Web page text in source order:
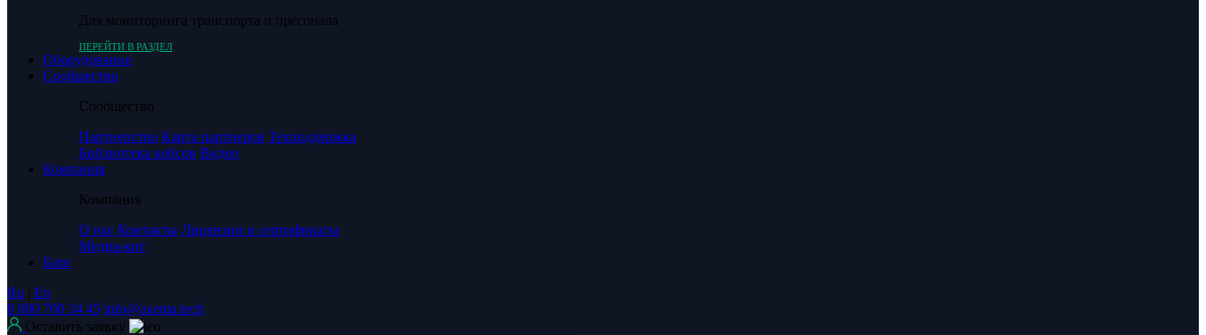
Для мониторинга транспорта и пресонала
ПЕРЕЙТИ В РАЗДЕЛ
Оборудование
Сообщество
Сообщество
Партнерство Карта партнеров Техподдержка
Библиотека кейсов Видео
Компания
Компания
О нас Контакты Лицензии и сертификаты
Медиа-кит
Блог
Ru | En
8 800 700 34 45 info@axenta.tech
Оставить заявку